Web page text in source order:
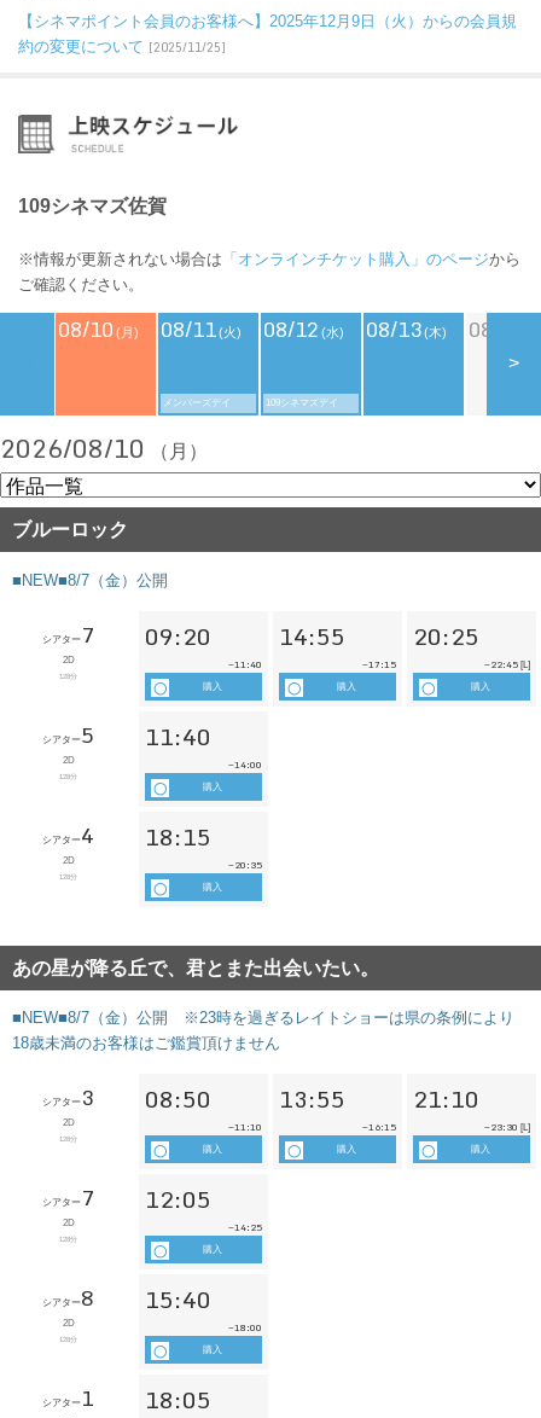
【シネマポイント会員のお客様へ】2025年12月9日（火）からの会員規
約の変更について [2025/11/25]
109シネマズ佐賀
※情報が更新されない場合は 「オンラインチケット購入」のページから
ご確認ください。
08/10 (月) 08/11(火)
メンバーズデイ
08/12 (水)
109シネマズデイ
08/13(木) 08/14
>